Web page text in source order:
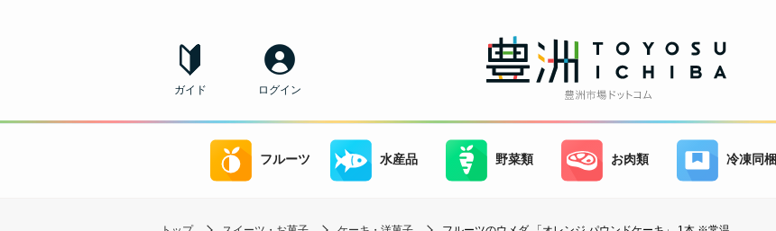
ガイド ログイン
フルーツ 水産品 野菜類 お肉類 冷凍同梱